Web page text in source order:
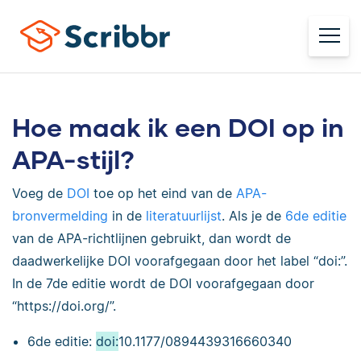
Hoe maak ik een DOI op in
APA-stijl?
Voeg de DOI toe op het eind van de APA-
bronvermelding in de literatuurlijst. Als je de 6de editie
van de APA-richtlijnen gebruikt, dan wordt de
daadwerkelijke DOI voorafgegaan door het label “doi:”.
In de 7de editie wordt de DOI voorafgegaan door
“https://doi.org/”.
6de editie:doi:10.1177/0894439316660340